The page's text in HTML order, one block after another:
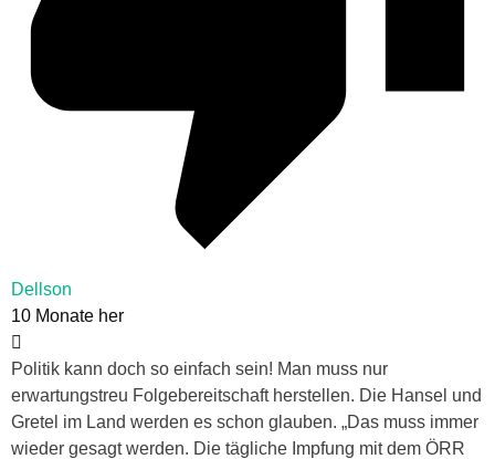
Dellson
10 Monate her
Politik kann doch so einfach sein! Man muss nur
erwartungstreu Folgebereitschaft herstellen. Die Hansel und
Gretel im Land werden es schon glauben. „Das muss immer
wieder gesagt werden. Die tägliche Impfung mit dem ÖRR